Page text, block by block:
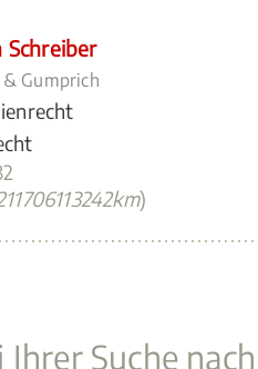
& Gumprich
)
Suche